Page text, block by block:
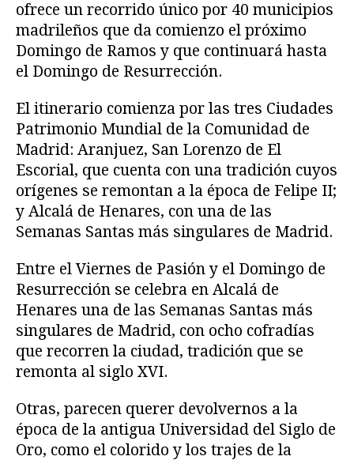
ofrece un recorrido único por 40 municipios
madrileños que da comienzo el próximo
Domingo de Ramos y que continuará hasta
el Domingo de Resurrección.
El itinerario comienza por las tres Ciudades
Patrimonio Mundial de la Comunidad de
Madrid: Aranjuez, San Lorenzo de El
Escorial, que cuenta con una tradición cuyos
orígenes se remontan a la época de Felipe II;
y Alcalá de Henares, con una de las
Semanas Santas más singulares de Madrid.
Entre el Viernes de Pasión y el Domingo de
Resurrección se celebra en Alcalá de
Henares una de las Semanas Santas más
singulares de Madrid, con ocho cofradías
que recorren la ciudad, tradición que se
remonta al siglo XVI.
Otras, parecen querer devolvernos a la
época de la antigua Universidad del Siglo de
Oro, como el colorido y los trajes de la